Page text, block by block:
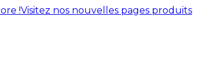
!Visitez nos nouvelles pages produits